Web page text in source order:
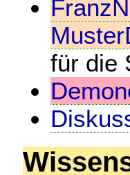
für die